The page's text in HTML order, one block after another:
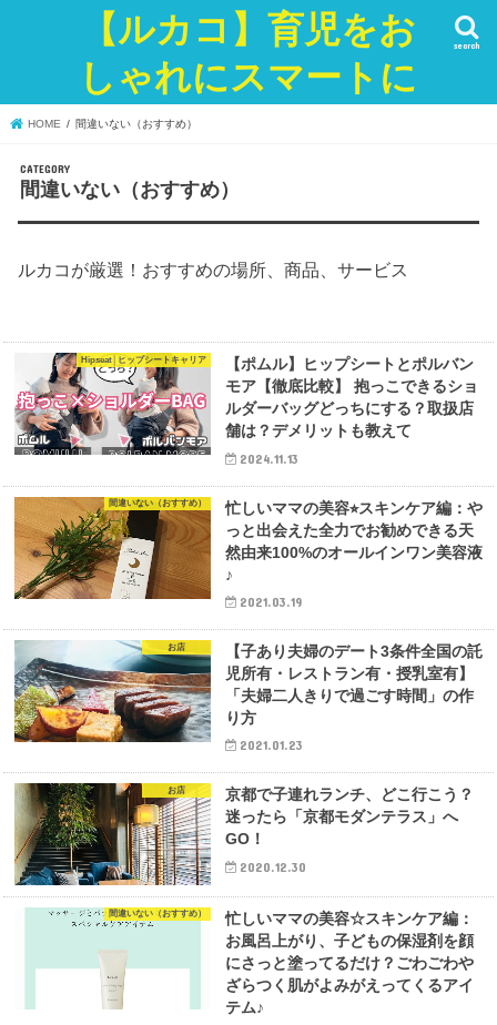
【ルカコ】育児をお
しゃれにスマートに
search
HOME 間違いない（おすすめ）
間違いない（おすすめ）
ルカコが厳選！おすすめの場所、商品、サービス
Hipseat│ヒップシートキャリア
【ポムル】ヒップシートとポルバン
モア【徹底比較】 抱っこできるショ
ルダーバッグどっちにする？取扱店
舗は？デメリットも教えて
2024.11.13
間違いない（おすすめ）
忙しいママの美容⭐︎スキンケア編：や
っと出会えた全力でお勧めできる天
然由来100%のオールインワン美容液
♪
2021.03.19
お店
【子あり夫婦のデート3条件全国の託
児所有・レストラン有・授乳室有】
「夫婦二人きりで過ごす時間」の作
り方
2021.01.23
お店
京都で子連れランチ、どこ行こう？
迷ったら「京都モダンテラス」へ
GO！
2020.12.30
間違いない（おすすめ）
忙しいママの美容☆スキンケア編：
お風呂上がり、子どもの保湿剤を顔
にさっと塗ってるだけ？ごわごわや
ざらつく肌がよみがえってくるアイ
テム♪